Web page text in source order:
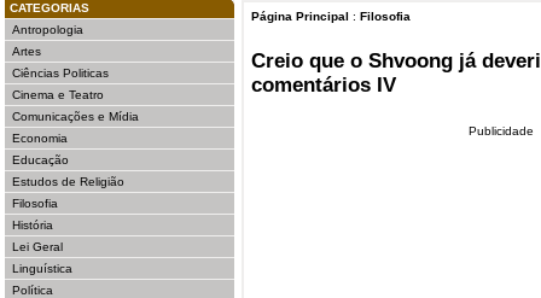
CATEGORIAS
Antropologia
Artes
Ciências Politicas
Cinema e Teatro
Comunicações e Mídia
Economia
Educação
Estudos de Religião
Filosofia
História
Lei Geral
Linguística
Política
Página Principal : Filosofia
Creio que o Shvoong já
comentários IV
Publicidade